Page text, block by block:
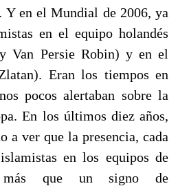
Y en el Mundial de 2006, ya
en el equipo holandés
Van Persie Robin) y en el
Eran los tiempos en
pocos alertaban sobre la
En los últimos diez años,
a ver que la presencia, cada
en los equipos de
que un signo de